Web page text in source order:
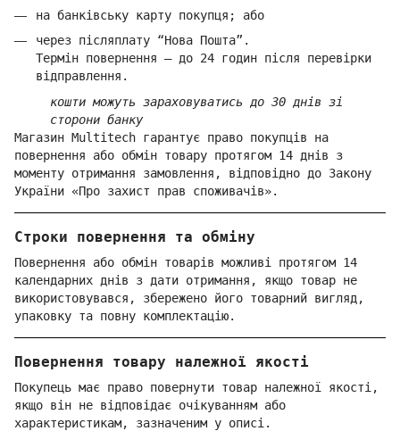
на банківську карту покупця; або
через післяплату “Нова Пошта”.
Термін повернення — до 24 годин після перевірки
відправлення.
кошти можуть зараховуватись до 30 днів зі
сторони банку
Магазин Multitech гарантує право покупців на
повернення або обмін товару протягом 14 днів з
моменту отримання замовлення, відповідно до Закону
України «Про захист прав споживачів».
Строки повернення та обміну
Повернення або обмін товарів можливі протягом 14
календарних днів з дати отримання, якщо товар не
використовувався, збережено його товарний вигляд,
упаковку та повну комплектацію.
Повернення товару належної якості
Покупець має право повернути товар належної якості,
якщо він не відповідає очікуванням або
характеристикам, зазначеним у описі.